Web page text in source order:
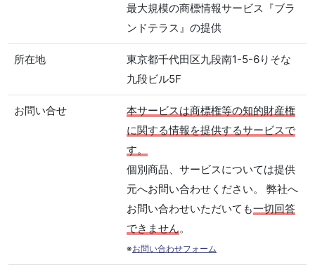
最大規模の商標情報サービス『ブラ
ンドテラス』の提供
所在地
東京都千代田区九段南1-5-6りそな
九段ビル5F
お問い合せ
本サービスは商標権等の知的財産権
に関する情報を提供するサービスで
す。
個別商品、サービスについては提供
元へお問い合わせください。 弊社へ
お問い合わせいただいても一切回答
できません。
※お問い合わせフォーム